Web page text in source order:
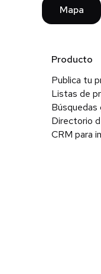
Mapa
Producto
Publica tu
Listas de
Búsquedas
Directorio
CRM para